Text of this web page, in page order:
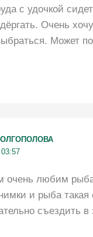
с удочкой
Очень
Может
любим
и рыба такая
съездить в